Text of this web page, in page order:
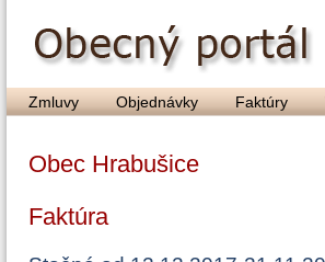
Zmluvy Objednávky Faktúry
Obec Hrabušice
Faktúra